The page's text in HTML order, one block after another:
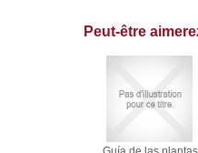
Peut-être